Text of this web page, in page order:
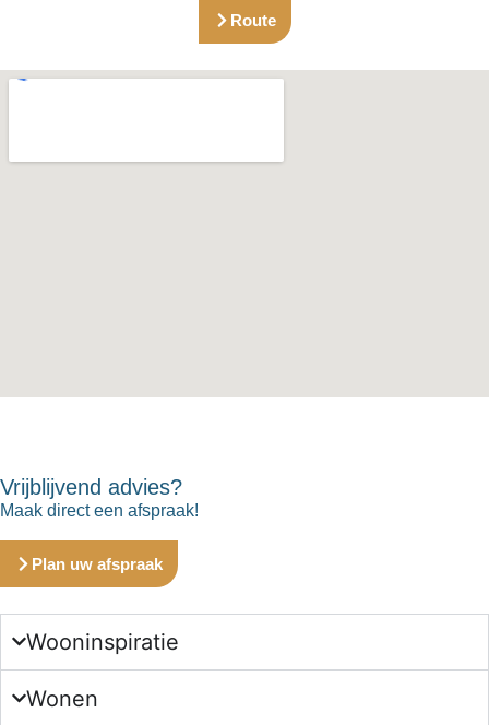
Route
Vrijblijvend advies?
Maak direct een afspraak!
Plan uw afspraak
Wooninspiratie
Wonen